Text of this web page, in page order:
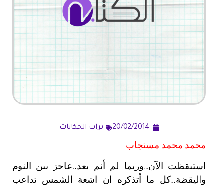
20/02/2014 تراب الحكايات
محمد محمد مستجاب
استيقظت الآن..وربما لم أنم بعد..عاجز بين النوم
واليقظة..كل ما أتذكره ان اشعة الشمس تداعب